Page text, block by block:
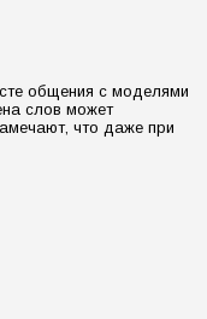
общения с моделями
слов может
что даже при